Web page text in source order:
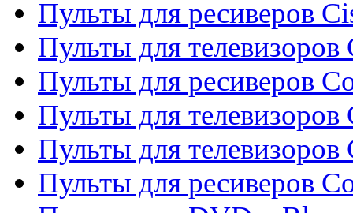
Пульты для ресиверов
Пульты для телевизоров
Пульты для ресиверов
Пульты для телевизоров
Пульты для телевизоров
Пульты для ресиверов